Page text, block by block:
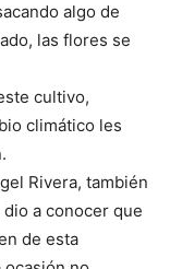
algo de
las flores se
cultivo,
climático les
Rivera, también
a conocer que
de esta